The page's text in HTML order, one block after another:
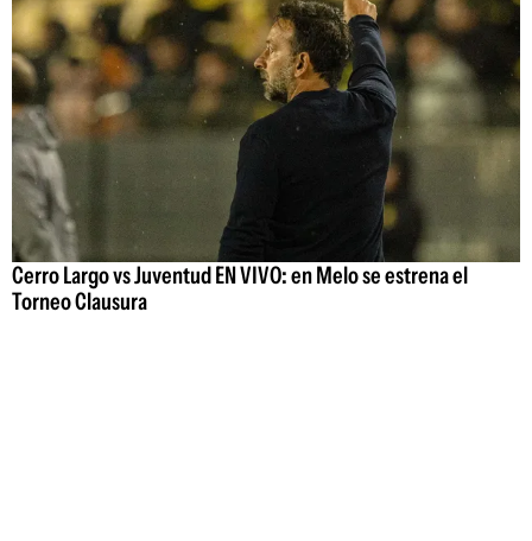
Cerro Largo vs Juventud EN VIVO: en Melo se estrena el
Torneo Clausura